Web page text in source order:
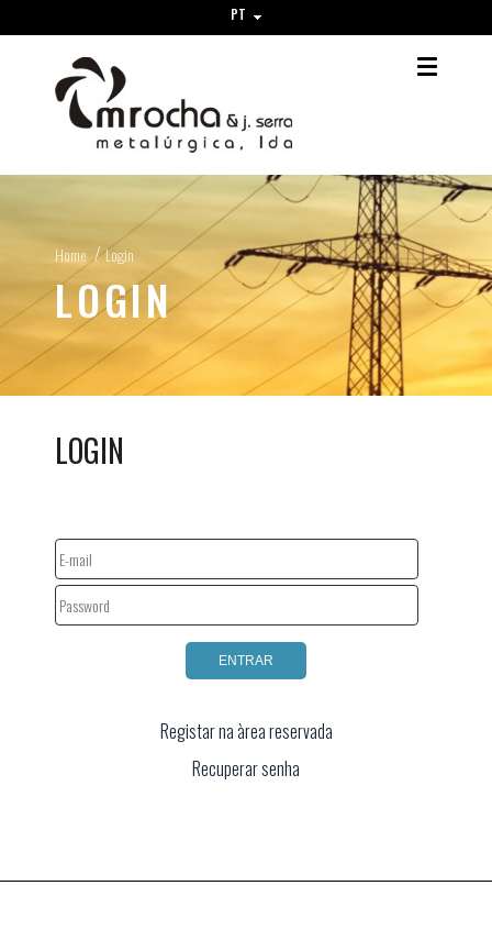
PT
Home Login
LOGIN
LOGIN
Registar na àrea reservada
Recuperar senha